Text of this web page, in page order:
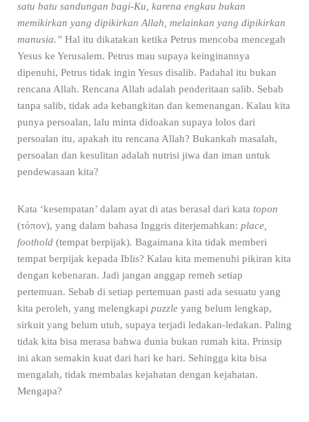
satu batu sandungan bagi-Ku, karena engkau bukan
memikirkan yang dipikirkan Allah, melainkan yang dipikirkan
manusia.” Hal itu dikatakan ketika Petrus mencoba mencegah
Yesus ke Yerusalem. Petrus mau supaya keinginannya
dipenuhi, Petrus tidak ingin Yesus disalib. Padahal itu bukan
rencana Allah. Rencana Allah adalah penderitaan salib. Sebab
tanpa salib, tidak ada kebangkitan dan kemenangan. Kalau kita
punya persoalan, lalu minta didoakan supaya lolos dari
persoalan itu, apakah itu rencana Allah? Bukankah masalah,
persoalan dan kesulitan adalah nutrisi jiwa dan iman untuk
pendewasaan kita?
Kata ‘kesempatan’ dalam ayat di atas berasal dari kata topon
(τόπον), yang dalam bahasa Inggris diterjemahkan: place,
foothold (tempat berpijak). Bagaimana kita tidak memberi
tempat berpijak kepada Iblis? Kalau kita memenuhi pikiran kita
dengan kebenaran. Jadi jangan anggap remeh setiap
pertemuan. Sebab di setiap pertemuan pasti ada sesuatu yang
kita peroleh, yang melengkapi puzzle yang belum lengkap,
sirkuit yang belum utuh, supaya terjadi ledakan-ledakan. Paling
tidak kita bisa merasa bahwa dunia bukan rumah kita. Prinsip
ini akan semakin kuat dari hari ke hari. Sehingga kita bisa
mengalah, tidak membalas kejahatan dengan kejahatan.
Mengapa?